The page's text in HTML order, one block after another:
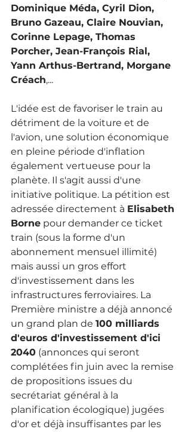
Dominique Méda, Cyril Dion,
Bruno Gazeau, Claire Nouvian,
Corinne Lepage, Thomas
Porcher, Jean-François Rial,
Yann Arthus-Bertrand, Morgane
Créach,...
L'idée est de favoriser le train au
détriment de la voiture et de
l'avion, une solution économique
en pleine période d'inflation
également vertueuse pour la
planète. Il s'agit aussi d'une
initiative politique. La pétition est
adressée directement à Elisabeth
Borne pour demander ce ticket
train (sous la forme d'un
abonnement mensuel illimité)
mais aussi un gros effort
d'investissement dans les
infrastructures ferroviaires. La
Première ministre a déjà annoncé
un grand plan de 100 milliards
d'euros d'investissement d'ici
2040 (annonces qui seront
complétées fin juin avec la remise
de propositions issues du
secrétariat général à la
planification écologique) jugées
d'or et déjà insuffisantes par les